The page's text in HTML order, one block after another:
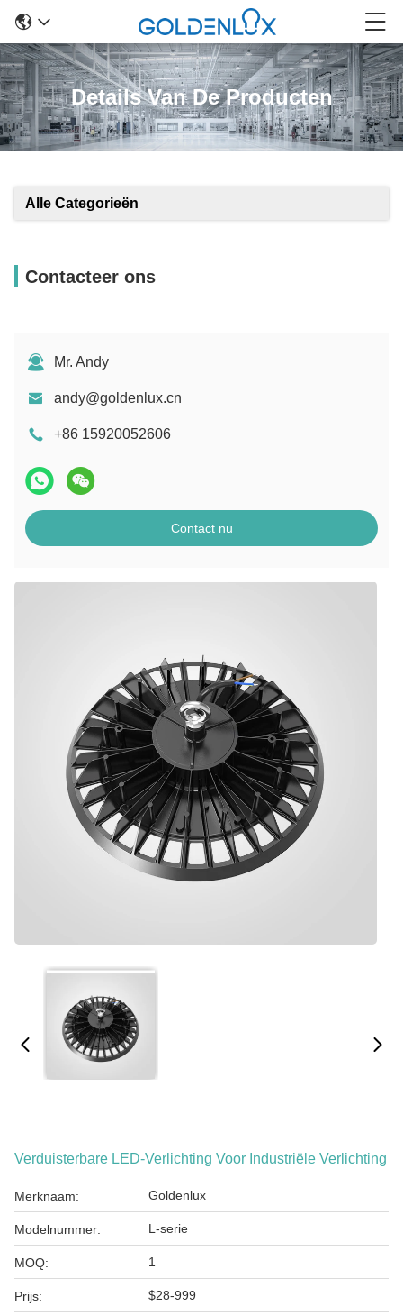
Details Van De Producten
Alle Categorieën
Contacteer ons
Mr. Andy
andy@goldenlux.cn
+86 15920052606
Contact nu
Verduisterbare LED-Verlichting Voor Industriële Verlichting
Merknaam: Goldenlux
Modelnummer: L-serie
MOQ: 1
Prijs: $28-999